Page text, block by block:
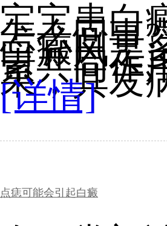
宝宝患白
怎么回事
白癜风是
素共同作
果，其发
[详情]
点痣可能会引起白癜